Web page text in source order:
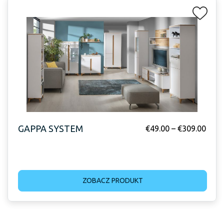
GAPPA SYSTEM €49.00 – €309.00
ZOBACZ PRODUKT